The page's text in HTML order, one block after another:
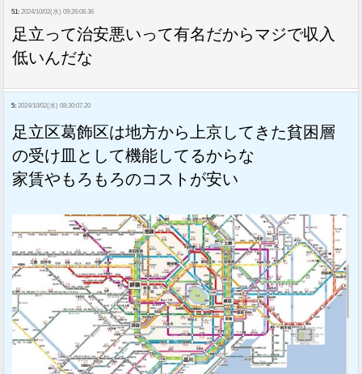
51: 2024/10/02(水) 09:26:08.36
足立って治安悪いって有名だからマジで収入
低いんだな
5: 2024/10/02(水) 08:30:07.20
足立区葛飾区は地方から上京してきた貧困層
の受け皿として機能してるからな
家賃やもろもろのコストが安い